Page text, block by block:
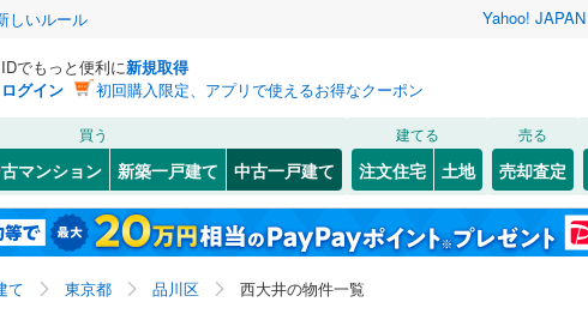
しいルール Yahoo! JAPAN
IDでもっと便利に新規取得
ログイン
初回購入限定、アプリで使えるお得なクーポン
買う
マンション 新築一戸建て 中古一戸建て
建てる
注文住宅 土地
売る
売却査定
て 東京都 品川区 西大井の物件一覧
海道
森 岩手 宮城 秋田 山形
京 神奈川 埼玉 千葉
代田区(0) 中央区(5)
宿区(63) 文京区(41)
島区
84) 北区(
原(3) 大井(2)
大崎(3) 北品川(1)
山台
2) 西大井
北本線(0) 常磐線(0)
南新宿ライン（宇都宮～逗子）
)
湘南新宿ライン（前橋～小田原）
(0)
ォーム、リノベーション
ノベーション・リフォーム
0）
築古・築30年以上（0）
検索条件を保存しました
この検索条件の新着物件通知は、 マイページから設定できます。
東京都、品川区、西大井